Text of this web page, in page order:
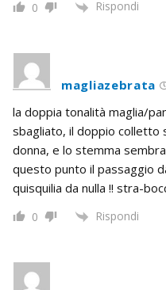
0 Rispondi
magliazebrata
la doppia tonalità maglia/
sbagliato, il doppio colletto
donna, e lo stemma
questo punto il passaggio
quisquilia da nulla !! stra-
0 Rispondi